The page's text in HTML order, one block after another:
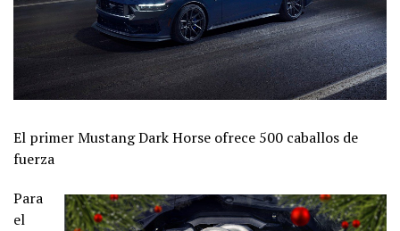
El primer Mustang Dark Horse ofrece 500 caballos de
fuerza
Para
el